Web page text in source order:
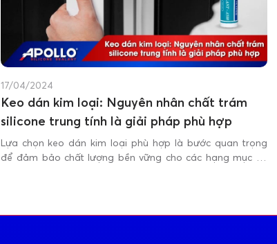
17/04/2024
Keo dán kim loại: Nguyên nhân chất trám
silicone trung tính là giải pháp phù hợp
Lựa chọn keo dán kim loại phù hợp là bước quan trọng
để đảm bảo chất lượng bền vững cho các hạng mục thi